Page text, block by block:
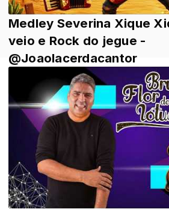
Medley Severina Xique
veio e Rock do jegue -
@Joaolacerdacantor